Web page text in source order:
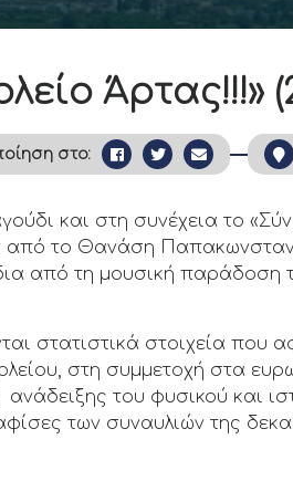
Άρτας!!!»
στο:
και στη συνέχεια το
από το Θανάση
από τη μουσική παράδοση
στοιχεία που
στη συμμετοχή στα
του φυσικού και
των συναυλιών της